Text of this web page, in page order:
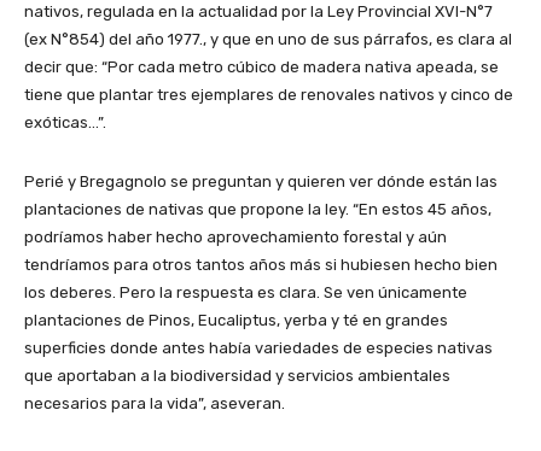
nativos, regulada en la actualidad por la Ley Provincial XVI-N°7
(ex N°854) del año 1977., y que en uno de sus párrafos, es clara al
decir que: “Por cada metro cúbico de madera nativa apeada, se
tiene que plantar tres ejemplares de renovales nativos y cinco de
exóticas…”.
Perié y Bregagnolo se preguntan y quieren ver dónde están las
plantaciones de nativas que propone la ley. “En estos 45 años,
podríamos haber hecho aprovechamiento forestal y aún
tendríamos para otros tantos años más si hubiesen hecho bien
los deberes. Pero la respuesta es clara. Se ven únicamente
plantaciones de Pinos, Eucaliptus, yerba y té en grandes
superficies donde antes había variedades de especies nativas
que aportaban a la biodiversidad y servicios ambientales
necesarios para la vida”, aseveran.